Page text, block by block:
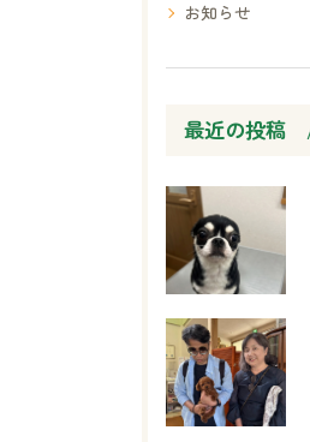
お知らせ
最近の投稿